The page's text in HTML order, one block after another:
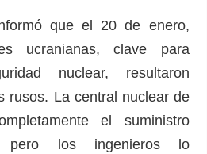
que el 20 de enero,
ucranianas, clave para
nuclear, resultaron
rusos. La central nuclear de
el suministro
pero los ingenieros lo